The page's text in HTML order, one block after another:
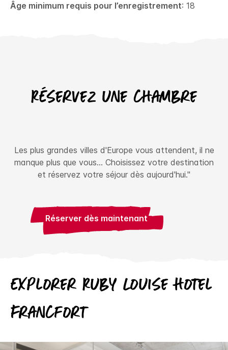
Âge minimum requis pour l’enregistrement: 18
Réservez une chambre
Les plus grandes villes d'Europe vous attendent, il ne
manque plus que vous… Choisissez votre destination
et réservez votre séjour dès aujourd'hui."
Réserver dès maintenant
Explorer Ruby Louise Hotel
Francfort